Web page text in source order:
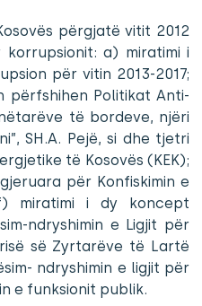
përgjatë vitit 2012
a) miratimi i
për vitin 2013-2017;
përfshihen Politikat Anti-
të bordeve, njëri
SH.A. Pejë, si dhe tjetri
të Kosovës (KEK);
për Konfiskimin e
miratimi i dy koncept
ndryshimin e Ligjit për
së Zyrtarëve të Lartë
ndryshimin e ligjit për
e funksionit publik.